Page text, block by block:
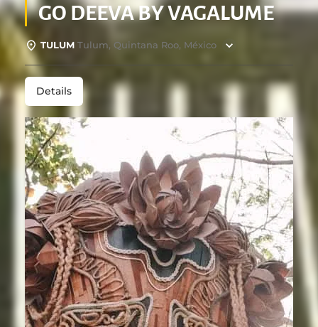
GO DEEVA BY VAGALUME
TULUM Tulum, Quintana Roo, México
Details